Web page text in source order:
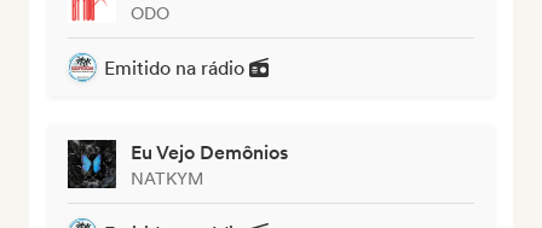
ODO
Emitido na rádio
Eu Vejo Demônios
NATKYM